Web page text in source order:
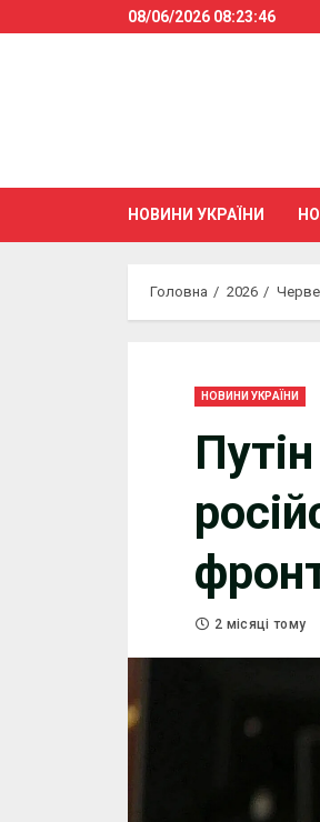
to
08/06/2026 08:23:46
НОВИНИ УКРАЇНИ
Головна 2026
НОВИНИ УКРАЇНИ
2 місяці тому